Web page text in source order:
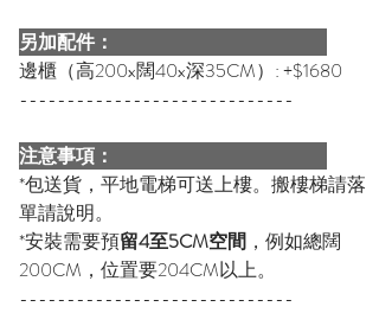
另加配件：
邊櫃（高200x闊40x深35CM）: +$1680
-----------------------------
注意事項：
*包送貨，平地電梯可送上樓。搬樓梯請落
單請說明。
*安裝需要預留4至5CM空間 ，例如總闊
200CM，位置要204CM以上。
-----------------------------